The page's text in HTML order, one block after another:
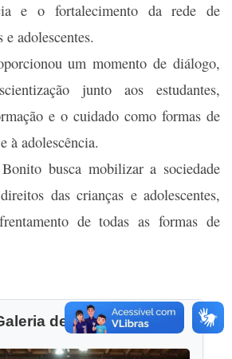
e o fortalecimento da rede de
adolescentes.
um momento de diálogo,
junto aos estudantes,
e o cuidado como formas de
à adolescência.
busca mobilizar a sociedade
das crianças e adolescentes,
de todas as formas de
de Imagens